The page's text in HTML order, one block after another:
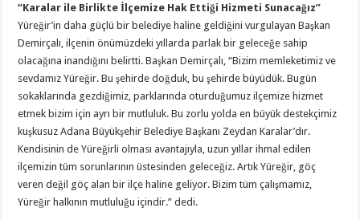
“Karalar ile Birlikte İlçemize Hak Ettiği Hizmeti Sunacağız”
Yüreğir’in daha güçlü bir belediye haline geldiğini vurgulayan Başkan
Demirçalı, ilçenin önümüzdeki yıllarda parlak bir geleceğe sahip
olacağına inandığını belirtti. Başkan Demirçalı, “Bizim memleketimiz ve
sevdamız Yüreğir. Bu şehirde doğduk, bu şehirde büyüdük. Bugün
sokaklarında gezdiğimiz, parklarında oturduğumuz ilçemize hizmet
etmek bizim için ayrı bir mutluluk. Bu zorlu yolda en büyük destekçimiz
kuşkusuz Adana Büyükşehir Belediye Başkanı Zeydan Karalar’dır.
Kendisinin de Yüreğirli olması avantajıyla, uzun yıllar ihmal edilen
ilçemizin tüm sorunlarının üstesinden geleceğiz. Artık Yüreğir, göç
veren değil göç alan bir ilçe haline geliyor. Bizim tüm çalışmamız,
Yüreğir halkının mutluluğu içindir.” dedi.